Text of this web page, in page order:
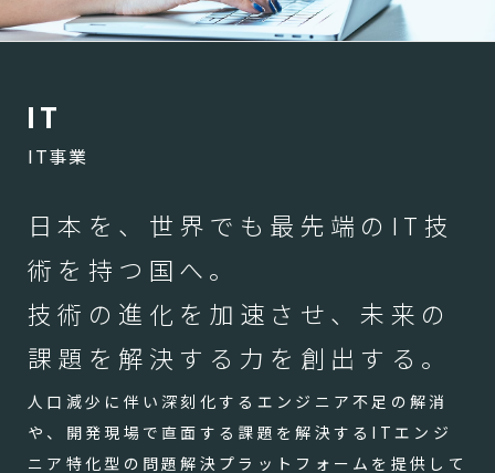
IT
IT事業
日本を、世界でも最先端のIT技
術を持つ国へ。
技術の進化を加速させ、未来の
課題を解決する力を創出する。
人口減少に伴い深刻化するエンジニア不足の解消
や、開発現場で直面する課題を解決するITエンジ
ニア特化型の問題解決プラットフォームを提供して